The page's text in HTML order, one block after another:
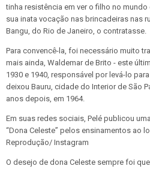
tinha resistência em ver o filho no
sua inata vocação nas brincadeiras nas
Bangu, do Rio de Janeiro, o contratasse.
Para convencê-la, foi necessário muito
mais ainda, Waldemar de Brito - este
1930 e 1940, responsável por levá-lo
deixou Bauru, cidade do Interior de São
anos depois, em 1964.
Em suas redes sociais, Pelé publicou
“Dona Celeste” pelos ensinamentos ao
Reprodução/ Instagram
O desejo de dona Celeste sempre foi